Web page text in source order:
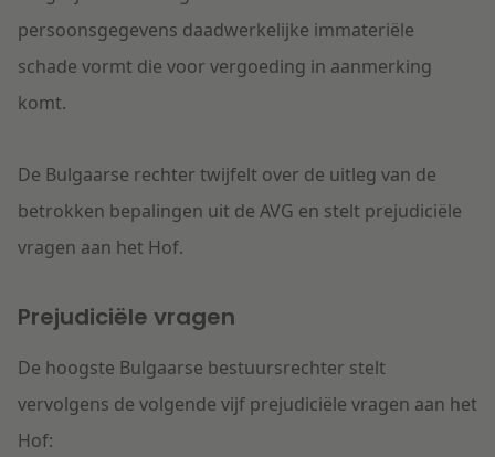
persoonsgegevens daadwerkelijke immateriële
schade vormt die voor vergoeding in aanmerking
komt.
De Bulgaarse rechter twijfelt over de uitleg van de
betrokken bepalingen uit de AVG en stelt prejudiciële
vragen aan het Hof.
Prejudiciële vragen
De hoogste Bulgaarse bestuursrechter stelt
vervolgens de volgende vijf prejudiciële vragen aan het
Hof: